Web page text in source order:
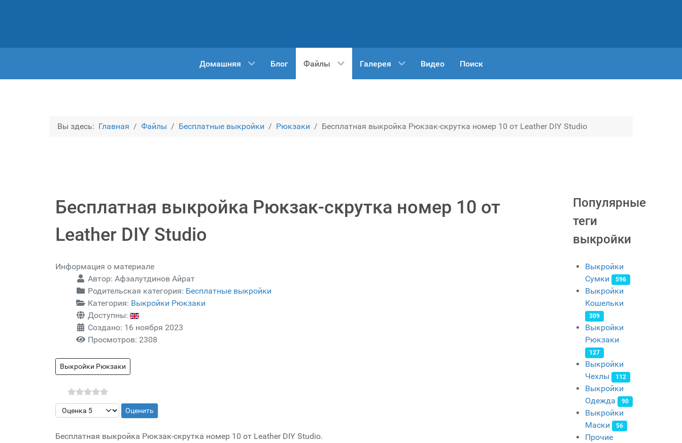
Домашняя Блог Файлы Галерея Видео Поиск
Вы здесь: Главная Файлы Бесплатные выкройки Рюкзаки Бесплатная выкройка Рюкзак-скрутка номер 10 от Leather DIY Studio
Бесплатная выкройка Рюкзак-скрутка номер 10 от
Leather DIY Studio
Информация о материале
Автор: Афзалутдинов Айрат
Родительская категория: Бесплатные выкройки
Категория: Выкройки Рюкзаки
Доступны:
Создано: 16 ноября 2023
Просмотров: 2308
Выкройки Рюкзаки
Пожалуйста, оцените
Бесплатная выкройка Рюкзак-скрутка номер 10 от Leather DIY Studio.
Популярные
теги
выкройки
Выкройки
Сумки
596
Выкройки
Кошельки
309
Выкройки
Рюкзаки
127
Выкройки
Чехлы
112
Выкройки
Одежда
90
Выкройки
Маски
56
Прочие